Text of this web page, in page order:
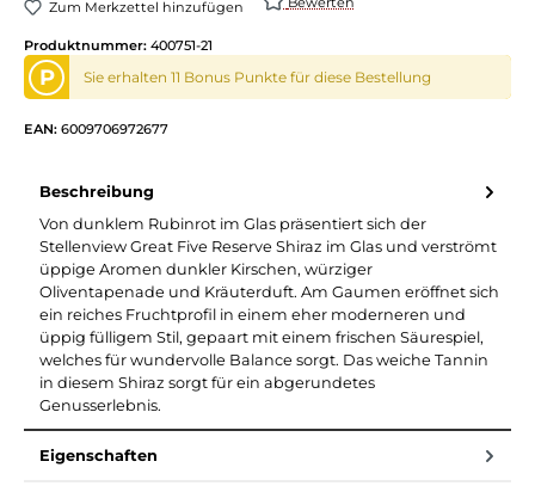
Zum Merkzettel hinzufügen
Produktnummer: 400751-21
P Sie erhalten 11 Bonus Punkte für diese Bestellung
EAN: 6009706972677
Beschreibung
Von dunklem Rubinrot im Glas präsentiert sich der
Stellenview Great Five Reserve Shiraz im Glas und verströmt
üppige Aromen dunkler Kirschen, würziger
Oliventapenade und Kräuterduft. Am Gaumen eröffnet sich
ein reiches Fruchtprofil in einem eher moderneren und
üppig fülligem Stil, gepaart mit einem frischen Säurespiel,
welches für wundervolle Balance sorgt. Das weiche Tannin
in diesem Shiraz sorgt für ein abgerundetes
Genusserlebnis.
Eigenschaften